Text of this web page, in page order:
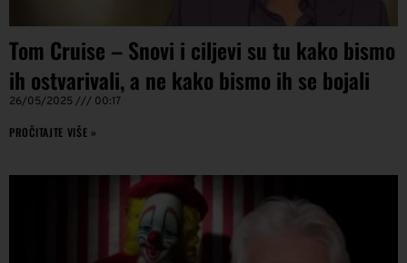
Tom Cruise – Snovi i ciljevi su tu kako bismo
ih ostvarivali, a ne kako bismo ih se bojali
26/05/2025 00:17
PROČITAJTE VIŠE »